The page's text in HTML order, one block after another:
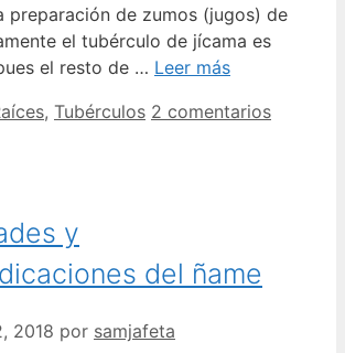
preparación de zumos (jugos) de
el tubérculo de jícama es
el resto de … Leer más
, Tubérculos 2 comentarios
y
del ñame
2018 por samjafeta